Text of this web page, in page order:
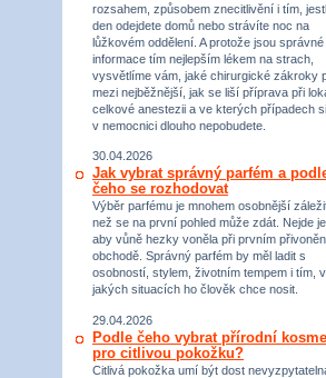
rozsahem, způsobem znecitlivění i tím,
den odejdete domů nebo strávíte noc na
lůžkovém oddělení. A protože jsou správné
informace tím nejlepším lékem na strach,
vysvětlíme vám, jaké chirurgické zákroky
mezi nejběžnější, jak se liší příprava při
celkové anestezii a ve kterých případech si
v nemocnici dlouho nepobudete.
30.04.2026
Jak vybrat správný parfém a
čeho se rozhodovat
Výběr parfému je mnohem osobnější
než se na první pohled může zdát. Nejde
aby vůně hezky voněla při prvním
obchodě. Správný parfém by měl ladit s
osobností, stylem, životním tempem i tím, v
jakých situacích ho člověk chce nosit.
29.04.2026
Podle čeho vybrat přírodní
pro citlivou pokožku?
Citlivá pokožka umí být dost